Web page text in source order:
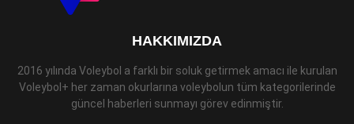
HAKKIMIZDA
2016 yılında Voleybol a farklı bir soluk getirmek amacı ile kurulan
Voleybol+ her zaman okurlarına voleybolun tüm kategorilerinde
güncel haberleri sunmayı görev edinmiştir.